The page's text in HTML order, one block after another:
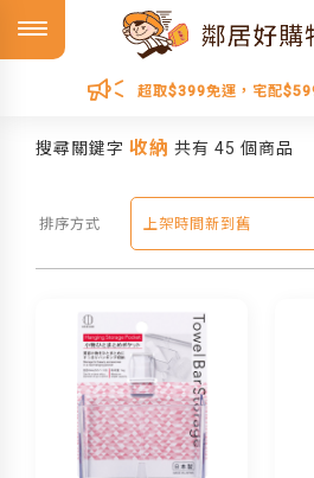
超取$399免運，宅配
搜尋關鍵字 收納 共有 45 個商品
排序方式 上架時間新到舊